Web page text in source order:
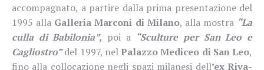
accompagnato, a partire dalla prima presentazione del
1995 alla Galleria Marconi di Milano, alla mostra “La
culla di Babilonia”, poi a “Sculture per San Leo e
Cagliostro”del 1997, nelPalazzo Mediceo di San Leo,
fino alla collocazione negli spazi milanesi dell’ex Riva-